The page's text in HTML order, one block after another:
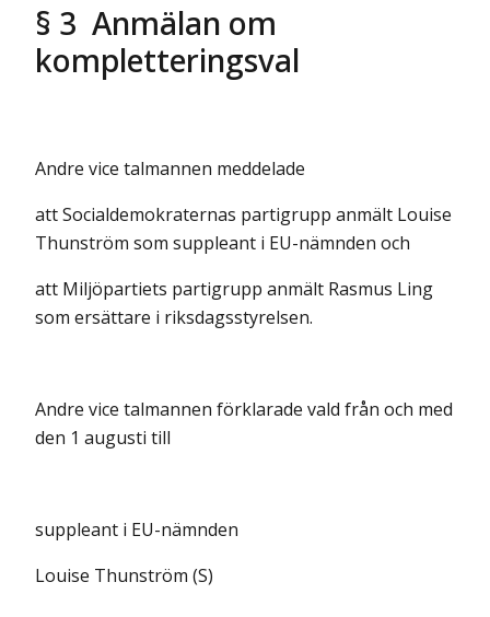
§ 3 Anmälan om
kompletteringsval
Andre vice talmannen meddelade
att Socialdemokraternas partigrupp anmält Louise
Thunström som suppleant i EU-nämnden och
att Miljöpartiets partigrupp anmält Rasmus Ling
som ersättare i riksdagsstyrelsen.
Andre vice talmannen förklarade vald från och med
den 1 augusti till
suppleant i EU-nämnden
Louise Thunström (S)